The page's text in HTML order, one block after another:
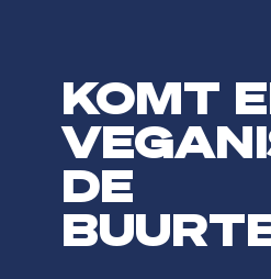
KOMT
DE